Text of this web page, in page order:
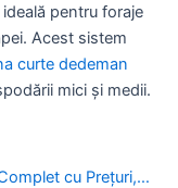
pentru foraje
Acest sistem
curte dedeman
mici și medii.
cu Prețuri,…